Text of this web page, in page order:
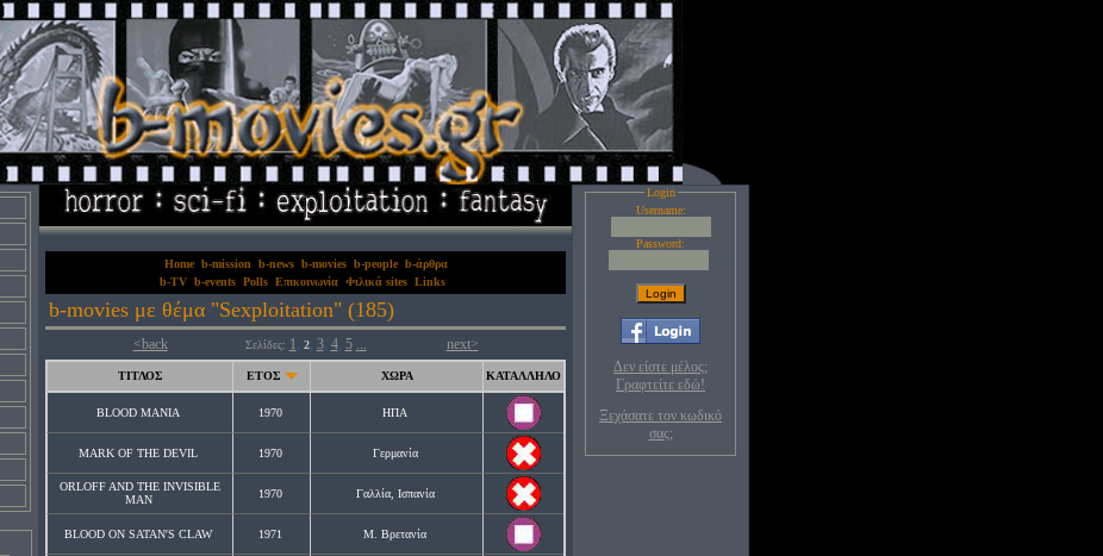
Home b-mission b-news b-movies b-people b-άρθρα
b-TV b-events Polls Επικοινωνία Φιλικά sites Links
b-movies με θέμα "Sexploitation" (185)
<back Σελίδες: 1, 2, 3, 4, 5 ... next>
ΤΙΤΛΟΣ ΕΤΟΣ ΧΩΡΑ ΚΑΤΑΛΛΗΛΟ
BLOOD MANIA 1970 ΗΠΑ
MARK OF THE DEVIL 1970 Γερμανία
ORLOFF AND THE INVISIBLE
MAN
1970 Γαλλία, Ισπανία
BLOOD ON SATAN'S CLAW 1971 Μ. Βρετανία
Login
Username:
Password:
Δεν είστε μέλος;
Γραφτείτε εδώ!
Ξεχάσατε τον κωδικό
σας;